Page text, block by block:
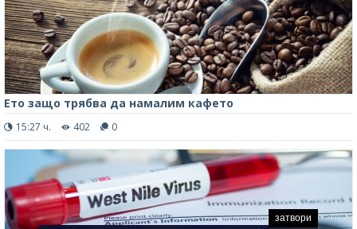
Ето защо трябва да намалим кафето
15:27 ч. 402 0
затвори